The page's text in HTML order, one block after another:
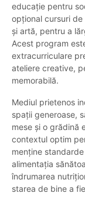
educație pentru
opțional cursuri
și artă, pentru a
Acest program
extracurriculare
ateliere creative,
memorabilă.
Mediul prietenos
spații generoase,
mese și o grădină
contextul optim
menține
alimentația
îndrumarea
starea de bine a